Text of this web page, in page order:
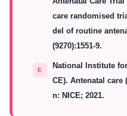
care randomised
del of routine
(9270):1551-9.
National Institute
CE). Antenatal care
n: NICE; 2021.